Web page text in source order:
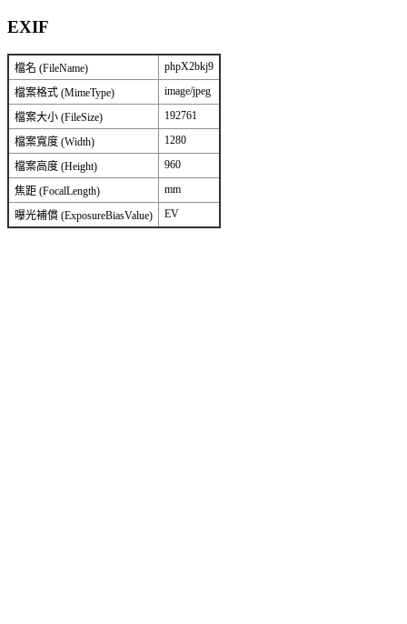
EXIF
檔名 (FileName) phpX2bkj9
檔案格式 (MimeType) image/jpeg
檔案大小 (FileSize) 192761
檔案寬度 (Width) 1280
檔案高度 (Height) 960
焦距 (FocalLength) mm
曝光補償 (ExposureBiasValue) EV